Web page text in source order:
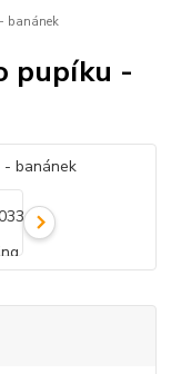
banánek
pupíku -